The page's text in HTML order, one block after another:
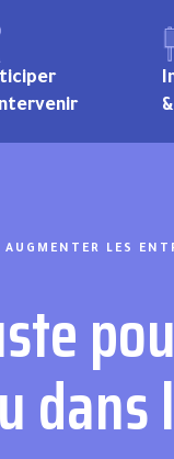
LES
dans